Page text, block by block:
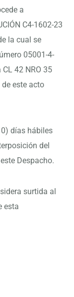
a
C4-1602-23
la cual se
05001-4-
42 NRO 35
este acto
días hábiles
del
Despacho.
surtida al
esta